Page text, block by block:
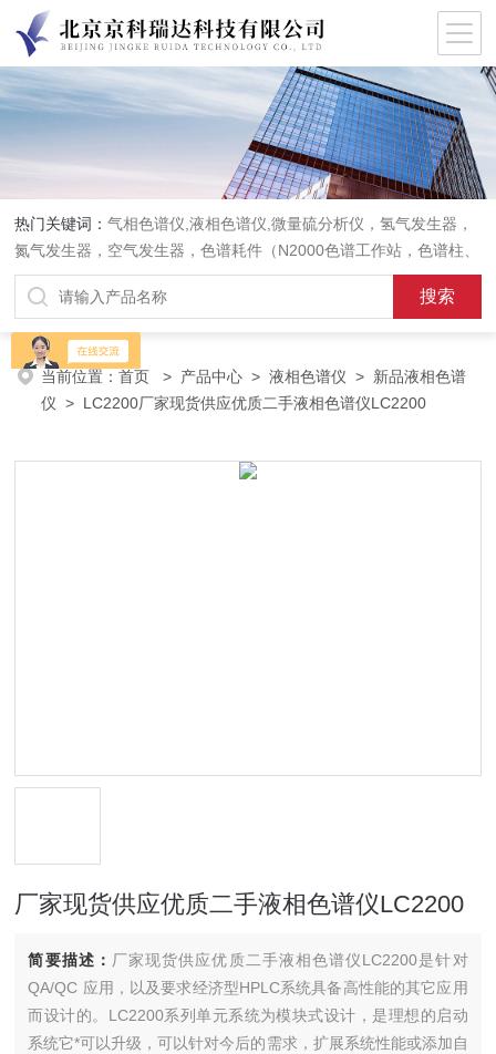
热门关键词：气相色谱仪,液相色谱仪,微量硫分析仪，氢气发生器，
氮气发生器，空气发生器，色谱耗件（N2000色谱工作站，色谱柱、
阀件、进样器、色谱担体），顶空进样器，热解析仪，紫外分光光度
计，原子吸收分光光度计，傅立叶红外光谱仪，分析天平等常规实验
室产品。
当前位置：首页 > 产品中心 >液相色谱仪 > 新品液相色谱
仪 > LC2200厂家现货供应优质二手液相色谱仪LC2200
厂家现货供应优质二手液相色谱仪LC2200
简要描述： 厂家现货供应优质二手液相色谱仪LC2200是针对
QA/QC 应用，以及要求经济型HPLC系统具备高性能的其它应用
而设计的。LC2200系列单元系统为模块式设计，是理想的启动
系统它*可以升级，可以针对今后的需求，扩展系统性能或添加自